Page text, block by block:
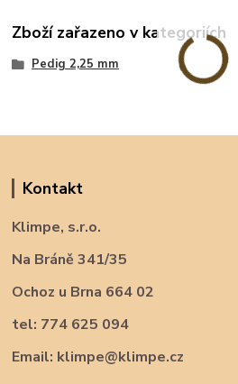
Zboží zařazeno v kategoriích
Pedig 2,25 mm
Kontakt
Klimpe, s.r.o.
Na Bráně 341/35
Ochoz u Brna 664 02
tel: 774 625 094
Email: klimpe@klimpe.cz